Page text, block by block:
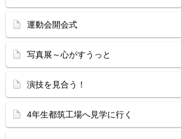
運動会開会式
写真展～心がすうっと
演技を見合う！
4年生都筑工場へ見学に行く